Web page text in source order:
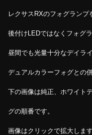
レクサスRXのフォグランプ
後付けLEDではなくフォグ
昼間でも光量十分なデイラ
デュアルカラーフォグとの
下の画像は純正、ホワイト
グの順番です。
画像はクリックで拡大します